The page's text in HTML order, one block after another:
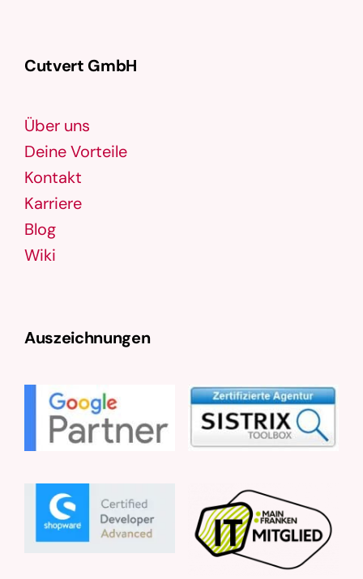
Cutvert GmbH
Über uns
Deine Vorteile
Kontakt
Karriere
Blog
Wiki
Auszeichnungen